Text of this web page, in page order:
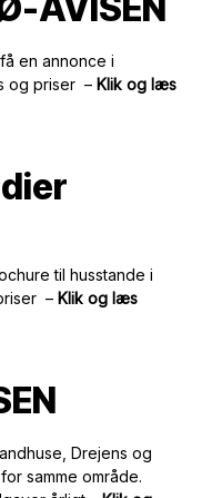
en annonce i
og priser – Klik og læs
til husstande i
– Klik og læs
Drejens og
samme område.